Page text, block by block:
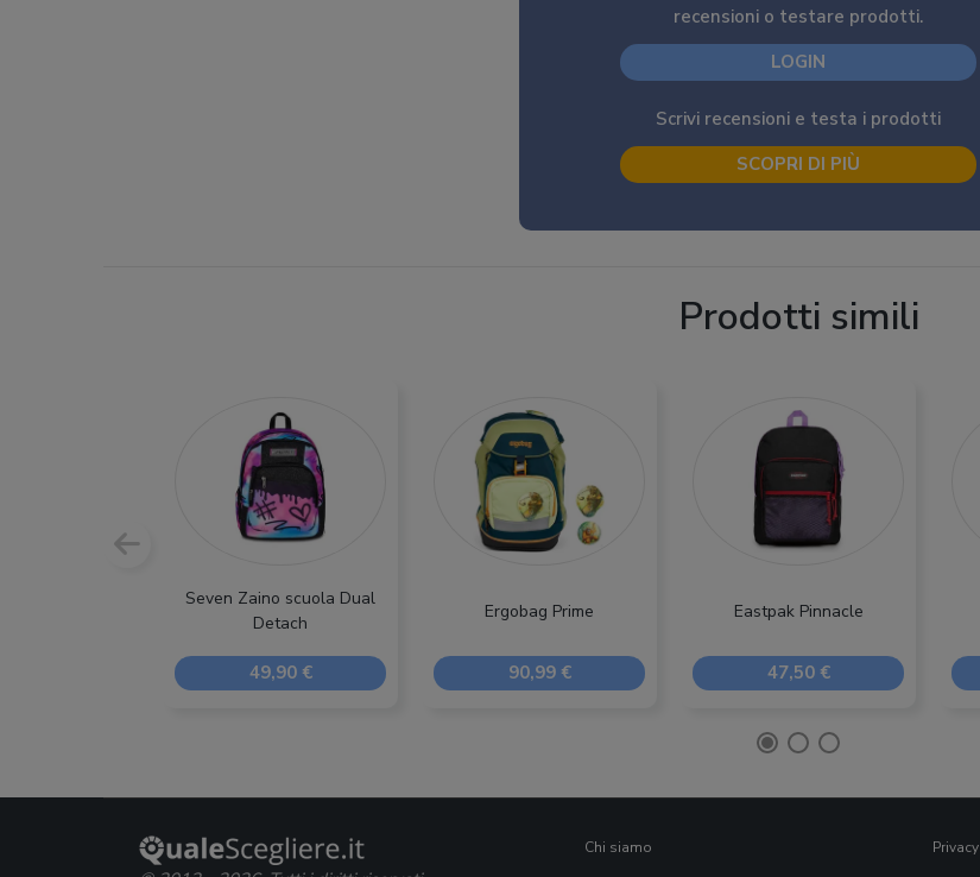
recensioni o testare prodotti.
LOGIN
Scrivi recensioni e testa i prodotti
SCOPRI DI PIÙ
Prodotti simili
Seven Zaino scuola Dual
Detach
49,90 €
Ergobag Prime
90,99 €
Eastpak Pinnacle
47,50 €
Chi siamo Privacy